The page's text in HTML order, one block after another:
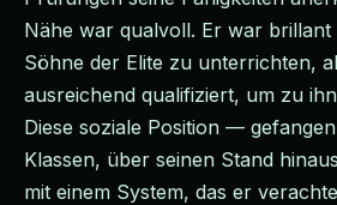
Nähe war qualvoll. Er war brillant
Söhne der Elite zu unterrichten,
ausreichend qualifiziert, um zu
Diese soziale Position —
Klassen, über seinen Stand
mit einem System, das er